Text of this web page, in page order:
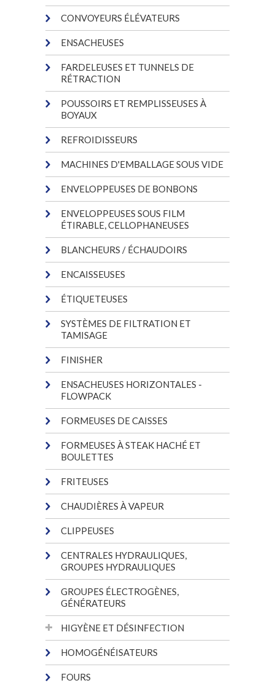
CONVOYEURS ÉLÉVATEURS
ENSACHEUSES
FARDELEUSES ET TUNNELS DE
RÉTRACTION
POUSSOIRS ET REMPLISSEUSES À
BOYAUX
REFROIDISSEURS
MACHINES D'EMBALLAGE SOUS VIDE
ENVELOPPEUSES DE BONBONS
ENVELOPPEUSES SOUS FILM
ÉTIRABLE, CELLOPHANEUSES
BLANCHEURS / ÉCHAUDOIRS
ENCAISSEUSES
ÉTIQUETEUSES
SYSTÈMES DE FILTRATION ET
TAMISAGE
FINISHER
ENSACHEUSES HORIZONTALES -
FLOWPACK
FORMEUSES DE CAISSES
FORMEUSES À STEAK HACHÉ ET
BOULETTES
FRITEUSES
CHAUDIÈRES À VAPEUR
CLIPPEUSES
CENTRALES HYDRAULIQUES,
GROUPES HYDRAULIQUES
GROUPES ÉLECTROGÈNES,
GÉNÉRATEURS
HIGYÈNE ET DÉSINFECTION
HOMOGÉNÉISATEURS
FOURS